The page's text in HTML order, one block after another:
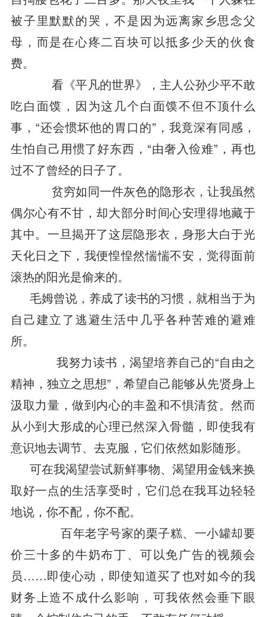
被子里默默的哭，不是因为远离家乡思念父
母，而是在心疼二百块可以抵多少天的伙食
费。
看《平凡的世界》，主人公孙少平不敢
吃白面馍，因为这几个白面馍不但不顶什么
事，“还会惯坏他的胃口的”，我竟深有同感，
生怕自己用惯了好东西，“由奢入俭难”，再也
过不了曾经的日子了。
贫穷如同一件灰色的隐形衣，让我虽然
偶尔心有不甘，却大部分时间心安理得地藏于
其中。一旦揭开了这层隐形衣，身形大白于光
天化日之下，我便惶惶然惴惴不安，觉得面前
滚热的阳光是偷来的。
毛姆曾说，养成了读书的习惯，就相当于为
自己建立了逃避生活中几乎各种苦难的避难
所。
我努力读书，渴望培养自己的“自由之
精神，独立之思想”，希望自己能够从先贤身上
汲取力量，做到内心的丰盈和不惧清贫。然而
从小到大形成的心理已然深入骨髓，即使我有
意识地去调节、去克服，它们依然如影随形。
可在我渴望尝试新鲜事物、渴望用金钱来换
取好一点的生活享受时，它们总在我耳边轻轻
地说，你不配，你不配。
百年老字号家的栗子糕、一小罐却要
价三十多的牛奶布丁、可以免广告的视频会
员……即使心动，即使知道买了也对如今的我
财务上造不成什么影响，可我依然会垂下眼